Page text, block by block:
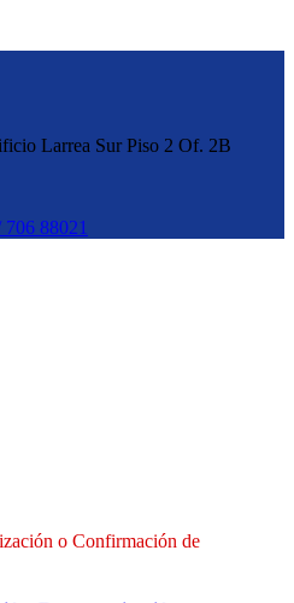
Larrea Sur Piso 2 Of. 2B
88021
o Confirmación de